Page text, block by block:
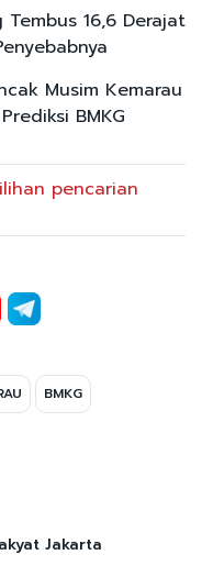
16,6 Derajat
Musim Kemarau
BMKG
pencarian
BMKG
Jakarta